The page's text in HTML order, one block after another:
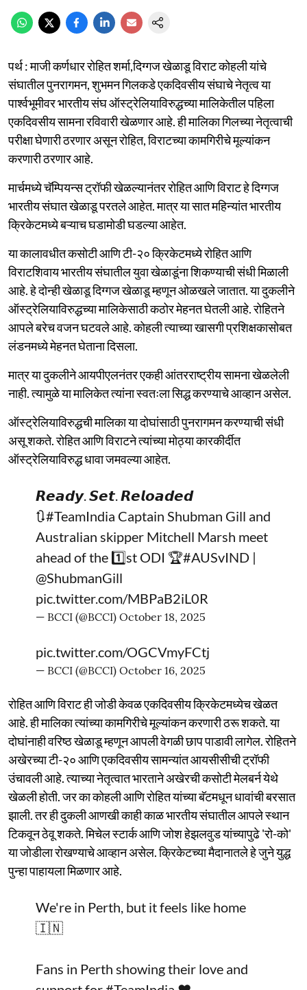
पर्थ : माजी कर्णधार रोहित शर्मा,दिग्गज खेळाडू विराट कोहली यांचे
संघातील पुनरागमन, शुभमन गिलकडे एकदिवसीय संघाचे नेतृत्व या
पार्श्वभूमीवर भारतीय संघ ऑस्ट्रेलियाविरुद्धच्या मालिकेतील पहिला
एकदिवसीय सामना रविवारी खेळणार आहे. ही मालिका गिलच्या नेतृत्वाची
परीक्षा घेणारी ठरणार असून रोहित, विराटच्या कामगिरीचे मूल्यांकन
करणारी ठरणार आहे.
मार्चमध्ये चॅम्पियन्स ट्रॉफी खेळल्यानंतर रोहित आणि विराट हे दिग्गज
भारतीय संघात खेळाडू परतले आहेत. मात्र या सात महिन्यांत भारतीय
क्रिकेटमध्ये बऱ्याच घडामोडी घडल्या आहेत.
या कालावधीत कसोटी आणि टी-२० क्रिकेटमध्ये रोहित आणि
विराटशिवाय भारतीय संघातील युवा खेळाडूंना शिकण्याची संधी मिळाली
आहे. हे दोन्ही खेळाडू दिग्गज खेळाडू म्हणून ओळखले जातात. या दुकलीने
ऑस्ट्रेलियाविरुद्धच्या मालिकेसाठी कठोर मेहनत घेतली आहे. रोहितने
आपले बरेच वजन घटवले आहे. कोहली त्याच्या खासगी प्रशिक्षकासोबत
लंडनमध्ये मेहनत घेताना दिसला.
मात्र या दुकलीने आयपीएलनंतर एकही आंतरराष्ट्रीय सामना खेळलेली
नाही. त्यामुळे या मालिकेत त्यांना स्वतःला सिद्ध करण्याचे आव्हान असेल.
ऑस्ट्रेलियाविरुद्धची मालिका या दोघांसाठी पुनरागमन करण्याची संधी
असू शकते. रोहित आणि विराटने त्यांच्या मोठ्या कारकीर्दीत
ऑस्ट्रेलियाविरुद्ध धावा जमवल्या आहेत.
𝙍𝙚𝙖𝙙𝙮. 𝙎𝙚𝙩. 𝙍𝙚𝙡𝙤𝙖𝙙𝙚𝙙
🔃#TeamIndia Captain Shubman Gill and
Australian skipper Mitchell Marsh meet
ahead of the 1️⃣st ODI 🏆#AUSvIND |
@ShubmanGill
pic.twitter.com/MBPaB2iL0R
— BCCI (@BCCI) October 18, 2025
pic.twitter.com/OGCVmyFCtj
— BCCI (@BCCI) October 16, 2025
रोहित आणि विराट ही जोडी केवळ एकदिवसीय क्रिकेटमध्येच खेळत
आहे. ही मालिका त्यांच्या कामगिरीचे मूल्यांकन करणारी ठरू शकते. या
दोघांनाही वरिष्ठ खेळाडू म्हणून आपली वेगळी छाप पाडावी लागेल. रोहितने
अखेरच्या टी-२० आणि एकदिवसीय सामन्यांत आयसीसीची ट्रॉफी
उंचावली आहे. त्याच्या नेतृत्वात भारताने अखेरची कसोटी मेलबर्न येथे
खेळली होती. जर का कोहली आणि रोहित यांच्या बॅटमधून धावांची बरसात
झाली. तर ही दुकली आणखी काही काळ भारतीय संघातील आपले स्थान
टिकवून ठेवू शकते. मिचेल स्टार्क आणि जोश हेझलवुड यांच्यापुढे 'रो-को'
या जोडीला रोखण्याचे आव्हान असेल. क्रिकेटच्या मैदानातले हे जुने युद्ध
पुन्हा पाहायला मिळणार आहे.
We're in Perth, but it feels like home
🇮🇳
Fans in Perth showing their love and